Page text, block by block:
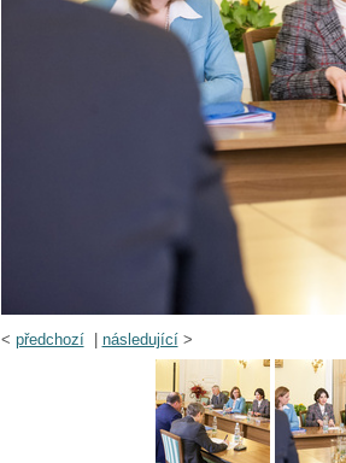
< předchozí| následující>